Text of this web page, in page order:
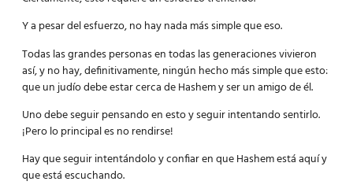
Y a pesar del esfuerzo, no hay nada más simple que eso.
Todas las grandes personas en todas las generaciones vivieron
así, y no hay, definitivamente, ningún hecho más simple que esto:
que un judío debe estar cerca de Hashem y ser un amigo de él.
Uno debe seguir pensando en esto y seguir intentando sentirlo.
¡Pero lo principal es no rendirse!
Hay que seguir intentándolo y confiar en que Hashem está aquí y
que está escuchando.